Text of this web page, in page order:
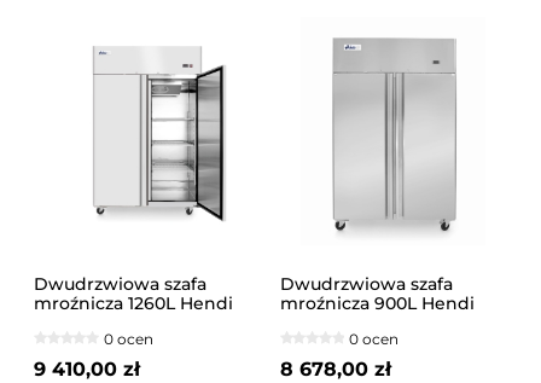
Dwudrzwiowa szafa
mroźnicza 1260L Hendi
0 ocen
9 410,00 zł
Dwudrzwiowa szafa
mroźnicza 900L Hendi
0 ocen
8 678,00 zł